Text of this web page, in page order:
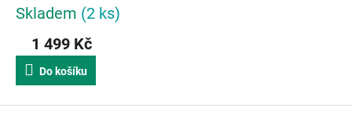
Skladem (2 ks)
1 499 Kč
Do košíku